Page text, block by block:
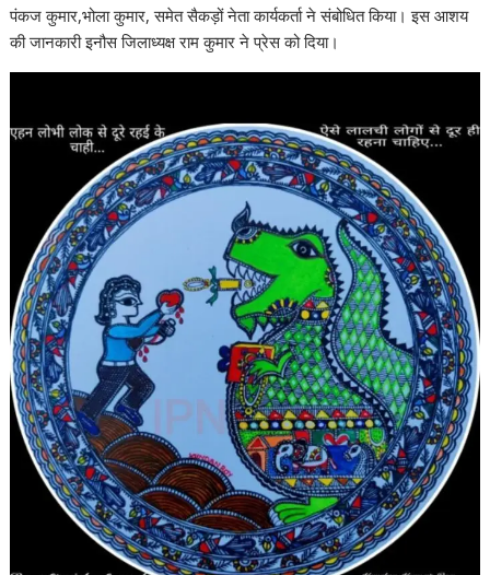
पंकज कुमार,भोला कुमार, समेत सैकड़ों नेता कार्यकर्ता ने संबोधित किया। इस आशय
की जानकारी इनौस जिलाध्यक्ष राम कुमार ने प्रेस को दिया।